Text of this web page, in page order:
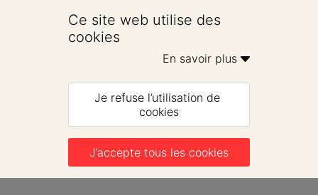
Ce site web utilise des
cookies
En savoir plus
Je refuse l’utilisation de
cookies
J’accepte tous les cookies